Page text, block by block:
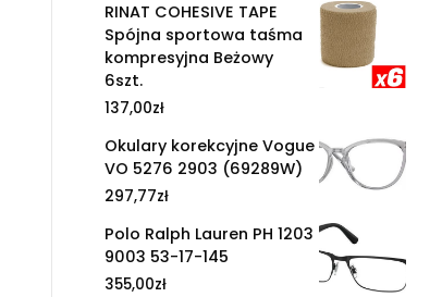
RINAT COHESIVE TAPE
Spójna sportowa taśma
kompresyjna Beżowy
6szt.
137,00zł
Okulary korekcyjne Vogue
VO 5276 2903 (69289W)
297,77zł
Polo Ralph Lauren PH 1203
9003 53-17-145
355,00zł